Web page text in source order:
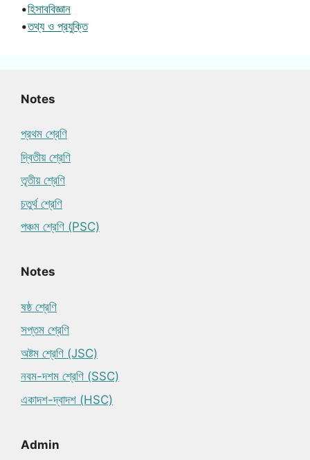
•হিসাববিজ্ঞান
•তথ্য ও প্রযুক্তি
Notes
প্রথম শ্রেণি
দ্বিতীয় শ্রেণি
তৃতীয় শ্রেণি
চতুর্থ শ্রেণি
পঞ্চম শ্রেণি (PSC)
Notes
ষষ্ঠ শ্রেণি
সপ্তম শ্রেণি
অষ্টম শ্রেণি (JSC)
নবম-দশম শ্রেণি (SSC)
একাদশ-দ্বাদশ (HSC)
Admin